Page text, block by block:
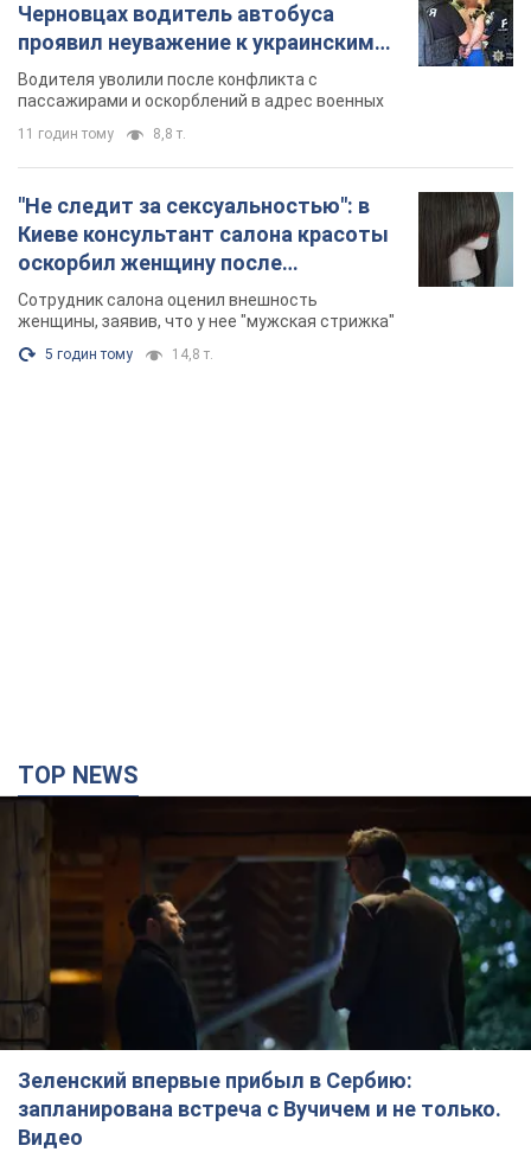
Черновцах водитель автобуса
проявил неуважение к украинским
военным и поплатился за это.
Видео
Водителя уволили после конфликта с
пассажирами и оскорблений в адрес военных
11 годин тому 8,8 т.
"Не следит за сексуальностью": в
Киеве консультант салона красоты
оскорбил женщину после
химиотерапии, разгорелся скандал.
Фото
Сотрудник салона оценил внешность
женщины, заявив, что у нее "мужская стрижка"
5 годин тому 14,8 т.
TOP NEWS
Зеленский впервые прибыл в Сербию:
запланирована встреча с Вучичем и не только.
Видео